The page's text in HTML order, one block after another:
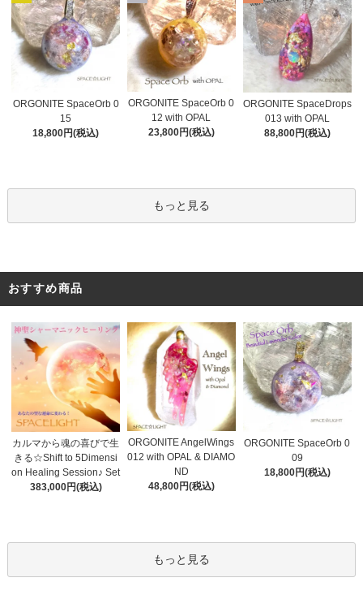
ORGONITE SpaceOrb 0
15
18,800円(税込)
ORGONITE SpaceOrb 0
12 with OPAL
23,800円(税込)
ORGONITE SpaceDrops
013 with OPAL
88,800円(税込)
もっと見る
おすすめ商品
カルマから魂の喜びで生
きる☆Shift to 5Dimensi
on Healing Session♪ Set
383,000円(税込)
ORGONITE AngelWings
012 with OPAL & DIAMO
ND
48,800円(税込)
ORGONITE SpaceOrb 0
09
18,800円(税込)
もっと見る